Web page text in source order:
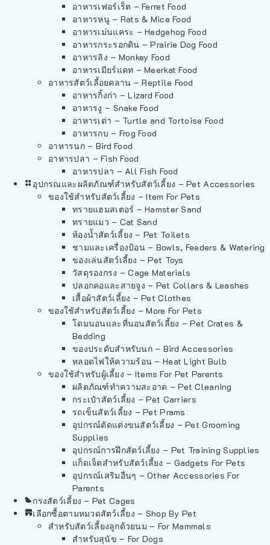
อาหารเฟอร์เร็ต – Ferret Food
อาหารหนู – Rats & Mice Food
อาหารเม่นแคระ – Hedgehog Food
อาหารกระรอกดิน – Prairie Dog Food
อาหารลิง – Monkey Food
อาหารเมียร์แคท – Meerkat Food
อาหารสัตว์เลี้อยคลาน – Reptile Food
อาหารกิ้งก่า – Lizard Food
อาหารงู – Snake Food
อาหารเต่า – Turtle and Tortoise Food
อาหารกบ – Frog Food
อาหารนก – Bird Food
อาหารปลา – Fish Food
อาหารปลา – All Fish Food
อุปกรณและผลิตภัณฑ์สำหรับสัตว์เลี้ยง – Pet Accessories
ของใช้สำหรับสัตว์เลี้ยง – Item For Pets
ทรายแฮมสเตอร์ – Hamster Sand
ทรายแมว – Cat Sand
ห้องน้ำสัตว์เลี้ยง – Pet Toilets
ชามและเครื่องป้อน – Bowls, Feeders & Watering
ของเล่นสัตว์เลี้ยง – Pet Toys
วัสดุรองกรง – Cage Materials
ปลอกคอและสายจูง – Pet Collars & Leashes
เสื้อผ้าสัตว์เลี้ยง – Pet Clothes
ของใช้สำหรับสัตว์เลี้ยง – More For Pets
โดมนอนและที่นอนสัตว์เลี้ยง – Pet Crates &
Bedding
ของประดับสำหรับนก – Bird Accessories
หลอดไฟให้ความร้อน – Heat Light Bulb
ของใช้สำหรับผู้เลี้ยง – Items For Pet Parents
ผลิตภัณฑ์ทำความสะอาด – Pet Cleaning
กระเป๋าสัตว์เลี้ยง – Pet Carriers
รถเข็นสัตว์เลี้ยง – Pet Prams
อุปกรณ์ตัดแต่งขนสัตว์เลี้ยง – Pet Grooming
Supplies
อุปกรณ์การฝึกสัตว์เลี้ยง – Pet Training Supplies
แก็ดเจ็ตสำหรับสัตว์เลี้ยง – Gadgets For Pets
อุปกรณ์เสริมอื่นๆ – Other Accessories For
Parents
กรงสัตว์เลี้ยง – Pet Cages
เลือกซื้อตามหมวดสัตว์เลี้ยง – Shop By Pet
สำหรับสัตว์เลี้ยงลูกด้วยนม – For Mammals
สำหรับสุนัข – For Dogs